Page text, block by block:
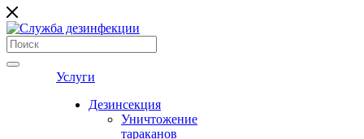
Услуги
Дезинсекция
Уничтожение
тараканов